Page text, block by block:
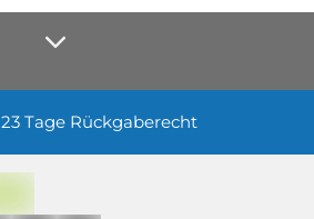
Anmelden¹
sowie zur Interessen-Analyse durch
Tage Rückgaberecht